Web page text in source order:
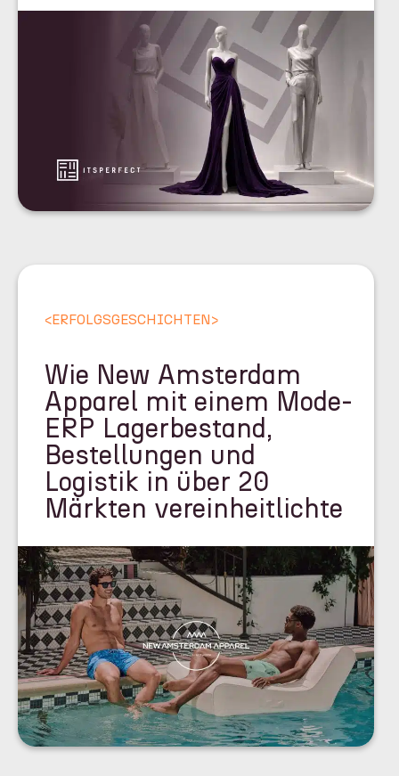
<ERFOLGSGESCHICHTEN >
Wie New Amsterdam
Apparel mit einem Mode-
ERP Lagerbestand,
Bestellungen und
Logistik in über 20
Märkten vereinheitlichte